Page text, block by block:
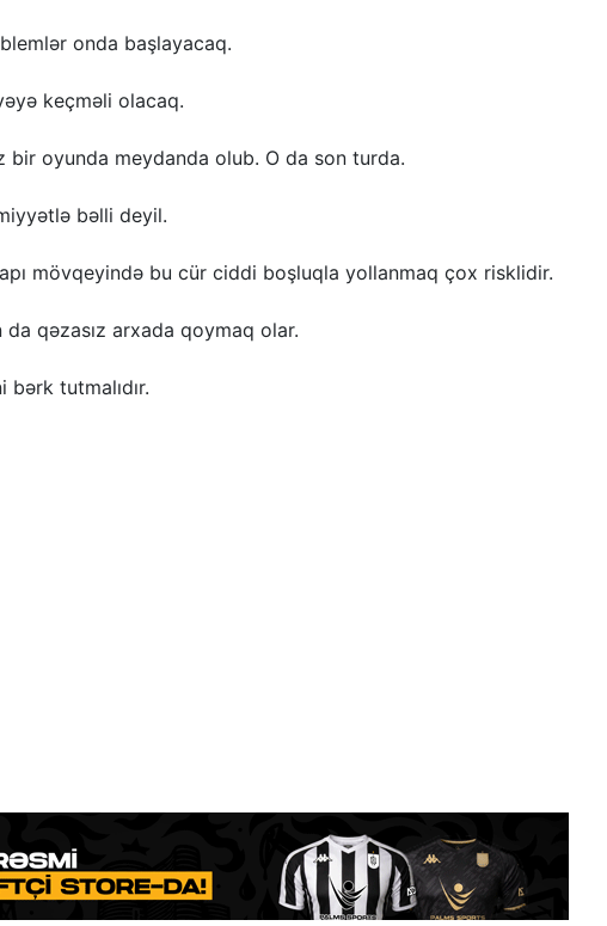
onda başlayacaq.
keçməli olacaq.
bir oyunda meydanda olub. O da son turda.
bəlli deyil.
mövqeyində bu cür ciddi boşluqla yollanmaq çox risklidir.
qəzasız arxada qoymaq olar.
tutmalıdır.